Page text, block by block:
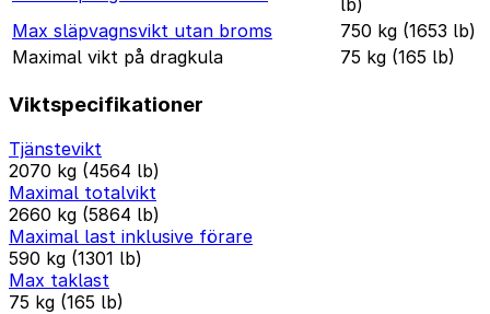
lb)
Max släpvagnsvikt utan broms
750 kg (1653 lb)
Maximal vikt på dragkula
75 kg (165 lb)
Viktspecifikationer
Tjänstevikt
2070 kg (4564 lb)
Maximal totalvikt
2660 kg (5864 lb)
Maximal last inklusive förare
590 kg (1301 lb)
Max taklast
75 kg (165 lb)